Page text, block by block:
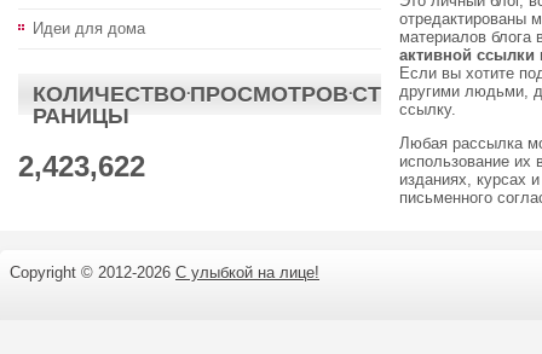
Идеи для дома
КОЛИЧЕСТВО·ПРОСМОТРОВ·СТ
РАНИЦЫ
2,423,622
отредактированы
материалов блога
активной ссылки
Если вы хотите
другими людьми,
ссылку.
Любая рассылка
использование их
изданиях, курсах
письменного
Copyright © 2012-2026 С улыбкой на лице!